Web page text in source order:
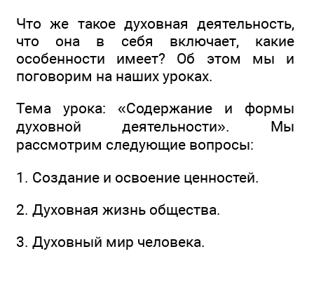
Что же такое духовная деятельность,
что она в себя включает, какие
особенности имеет? Об этом мы и
поговорим на наших уроках.
Тема урока: «Содержание и формы
духовной деятельности». Мы
рассмотрим следующие вопросы:
1. Создание и освоение ценностей.
2. Духовная жизнь общества.
3. Духовный мир человека.